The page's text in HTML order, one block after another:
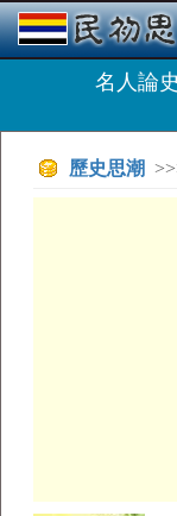
名人論
歷史思潮